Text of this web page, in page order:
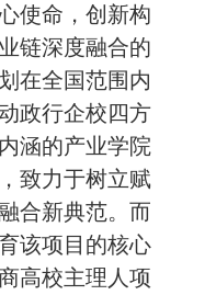
使命，创新构
链深度融合的
在全国范围内
政行企校四方
涵的产业学院
致力于树立赋
合新典范。而
该项目的核心
高校主理人项